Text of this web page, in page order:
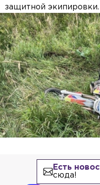
защитной экипировки.
Есть
сюда!